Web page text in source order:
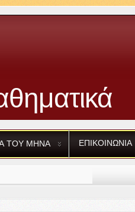
ΤΟΥ ΜΗΝΑ ΕΠΙΚΟΙΝΩΝΙΑ